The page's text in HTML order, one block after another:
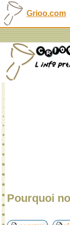
Grioo.com
Pourquoi